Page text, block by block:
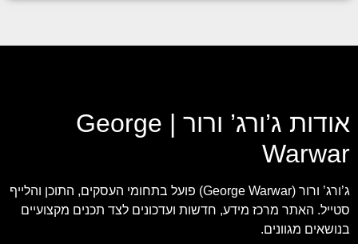
אודות ג’ורג’ ורור | George
Warwar
ג’ורג’ ורור (George Warwar) פועל בתחומי העסקים, התוכן והלייף
סטייל. האתר מרכז מידע, חדשות ועדכונים לצד תכנים מקצועיים
בנושאים מגוונים.